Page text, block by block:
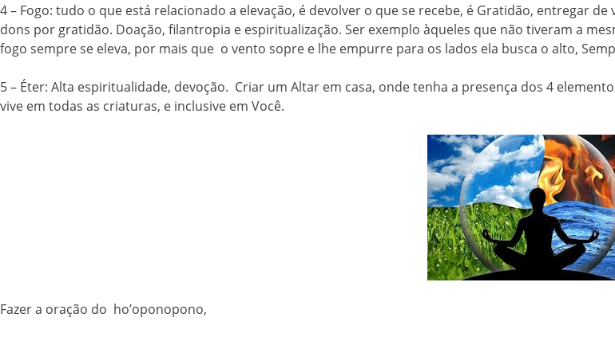
4 – Fogo: tudo o que está relacionado a elevação, é devolver o que se recebe, é Gratidão, entregar
dons por gratidão. Doação, filantropia e espiritualização. Ser exemplo àqueles que não tiveram a
fogo sempre se eleva, por mais que o vento sopre e lhe empurre para os lados ela busca o alto,
5 – Éter: Alta espiritualidade, devoção. Criar um Altar em casa, onde tenha a presença dos 4
vive em todas as criaturas, e inclusive em Você.
Fazer a oração do ho’oponopono,